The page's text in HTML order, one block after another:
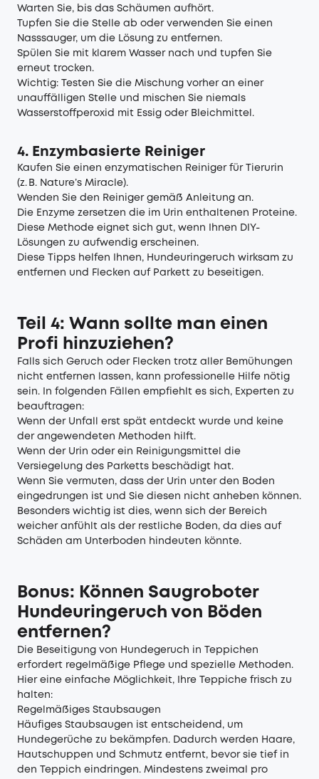
Warten Sie, bis das Schäumen aufhört.
Tupfen Sie die Stelle ab oder verwenden Sie einen
Nasssauger, um die Lösung zu entfernen.
Spülen Sie mit klarem Wasser nach und tupfen Sie
erneut trocken.
Wichtig: Testen Sie die Mischung vorher an einer
unauffälligen Stelle und mischen Sie niemals
Wasserstoffperoxid mit Essig oder Bleichmittel.
4. Enzymbasierte Reiniger
Kaufen Sie einen enzymatischen Reiniger für Tierurin
(z. B. Nature’s Miracle).
Wenden Sie den Reiniger gemäß Anleitung an.
Die Enzyme zersetzen die im Urin enthaltenen Proteine.
Diese Methode eignet sich gut, wenn Ihnen DIY-
Lösungen zu aufwendig erscheinen.
Diese Tipps helfen Ihnen, Hundeuringeruch wirksam zu
entfernen und Flecken auf Parkett zu beseitigen.
Teil 4: Wann sollte man einen
Profi hinzuziehen?
Falls sich Geruch oder Flecken trotz aller Bemühungen
nicht entfernen lassen, kann professionelle Hilfe nötig
sein. In folgenden Fällen empfiehlt es sich, Experten zu
beauftragen:
Wenn der Unfall erst spät entdeckt wurde und keine
der angewendeten Methoden hilft.
Wenn der Urin oder ein Reinigungsmittel die
Versiegelung des Parketts beschädigt hat.
Wenn Sie vermuten, dass der Urin unter den Boden
eingedrungen ist und Sie diesen nicht anheben können.
Besonders wichtig ist dies, wenn sich der Bereich
weicher anfühlt als der restliche Boden, da dies auf
Schäden am Unterboden hindeuten könnte.
Bonus: Können Saugroboter
Hundeuringeruch von Böden
entfernen?
Die Beseitigung von Hundegeruch in Teppichen
erfordert regelmäßige Pflege und spezielle Methoden.
Hier eine einfache Möglichkeit, Ihre Teppiche frisch zu
halten:
Regelmäßiges Staubsaugen
Häufiges Staubsaugen ist entscheidend, um
Hundegerüche zu bekämpfen. Dadurch werden Haare,
Hautschuppen und Schmutz entfernt, bevor sie tief in
den Teppich eindringen. Mindestens zweimal pro